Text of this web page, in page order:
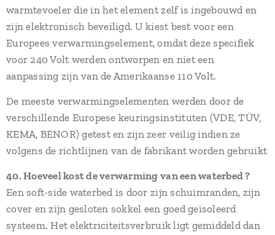
warmtevoeler die in het element zelf is ingebouwd en
zijn elektronisch beveiligd. U kiest best voor een
Europees verwarmingselement, omdat deze specifiek
voor 240 Volt werden ontworpen en niet een
aanpassing zijn van de Amerikaanse 110 Volt.
De meeste verwarmingselementen werden door de
verschillende Europese keuringsinstituten (VDE, TÜV,
KEMA, BENOR) getest en zijn zeer veilig indien ze
volgens de richtlijnen van de fabrikant worden gebruikt
40. Hoeveel kost de verwarming van een waterbed ?
Een soft-side waterbed is door zijn schuimranden, zijn
cover en zijn gesloten sokkel een goed geïsoleerd
systeem. Het elektriciteitsverbruik ligt gemiddeld dan